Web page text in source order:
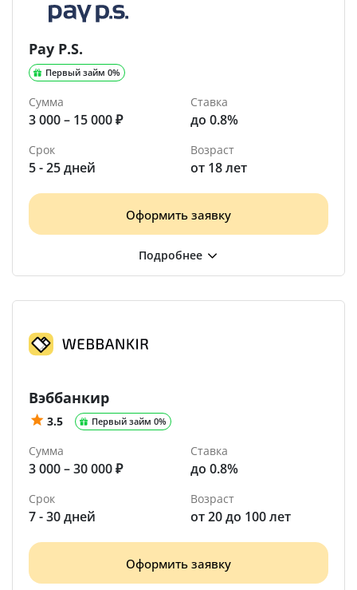
Pay P.S.
Первый займ 0%
Сумма
3 000 – 15 000 ₽
Ставка
до 0.8%
Срок
5 - 25 дней
Возраст
от 18 лет
Оформить заявку
Вэббанкир
3.5 Первый займ 0%
Сумма
3 000 – 30 000 ₽
Ставка
до 0.8%
Срок
7 - 30 дней
Возраст
от 20 до 100 лет
Оформить заявку